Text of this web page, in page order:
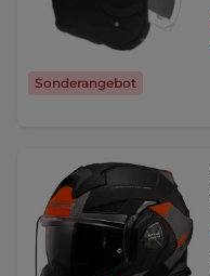
Sonderangebot